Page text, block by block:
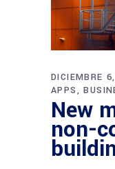
DICIEMBRE
APPS
New
non-